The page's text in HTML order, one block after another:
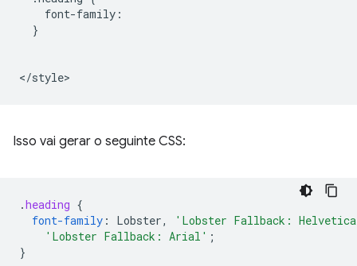
    font-family:
  }
Isso vai gerar o seguinte CSS:
.heading {
font-family : Lobster,
'Lobster Fallback:
'Lobster Fallback: Arial' ;
}